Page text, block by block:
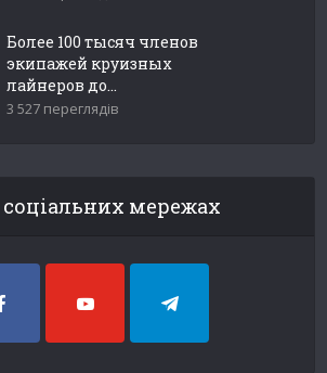
Более 100 тысяч членов
экипажей круизных
лайнеров до...
3 527 переглядів
мережах